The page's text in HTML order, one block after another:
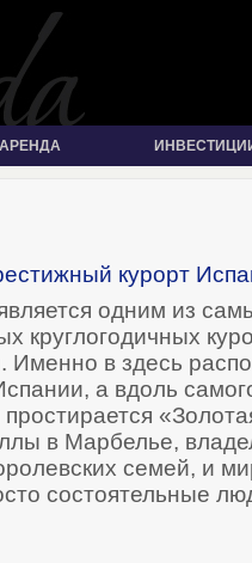
АРЕНДА
курорт
одним из
круглогодичных
Именно в здесь
а вдоль
в Марбелье,
семей, и
состоятельные